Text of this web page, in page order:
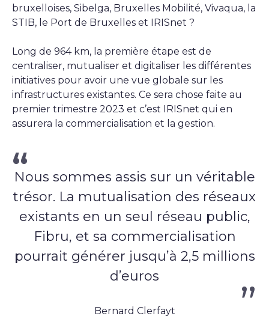
bruxelloises, Sibelga, Bruxelles Mobilité, Vivaqua, la
STIB, le Port de Bruxelles et IRISnet ?
Long de 964 km, la première étape est de
centraliser, mutualiser et digitaliser les différentes
initiatives pour avoir une vue globale sur les
infrastructures existantes. Ce sera chose faite au
premier trimestre 2023 et c’est IRISnet qui en
assurera la commercialisation et la gestion.
Nous sommes assis sur un véritable
trésor. La mutualisation des réseaux
existants en un seul réseau public,
Fibru, et sa commercialisation
pourrait générer jusqu’à 2,5 millions
d’euros
Bernard Clerfayt